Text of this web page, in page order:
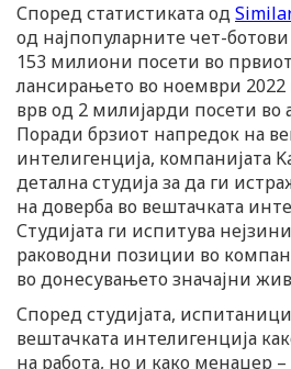
Според статистиката од
од најпопуларните чет-
153 милиони посети во
лансирањето во ноември 2022
врв од 2 милијарди посети во
Поради брзиот напредок на
интелигенција, компанијата
детална студија за да ги
на доверба во вештачката
Студијата ги испитува
раководни позиции во
во донесувањето значајни
Според студијата,
вештачката интелигенција
на работа, но и како менаџер –